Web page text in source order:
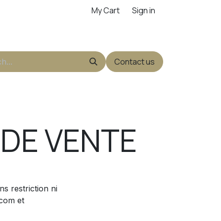
My Cart Sign in
Contact us
VENTE
restriction ni
et